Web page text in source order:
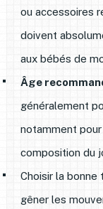
ou accessoires
doivent
aux bébés de
Âge
généralement
notamment
composition du
Choisir la bonne
gêner les